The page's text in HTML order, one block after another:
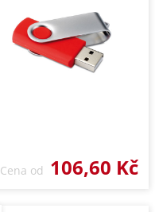
Cena od 106,60 Kč